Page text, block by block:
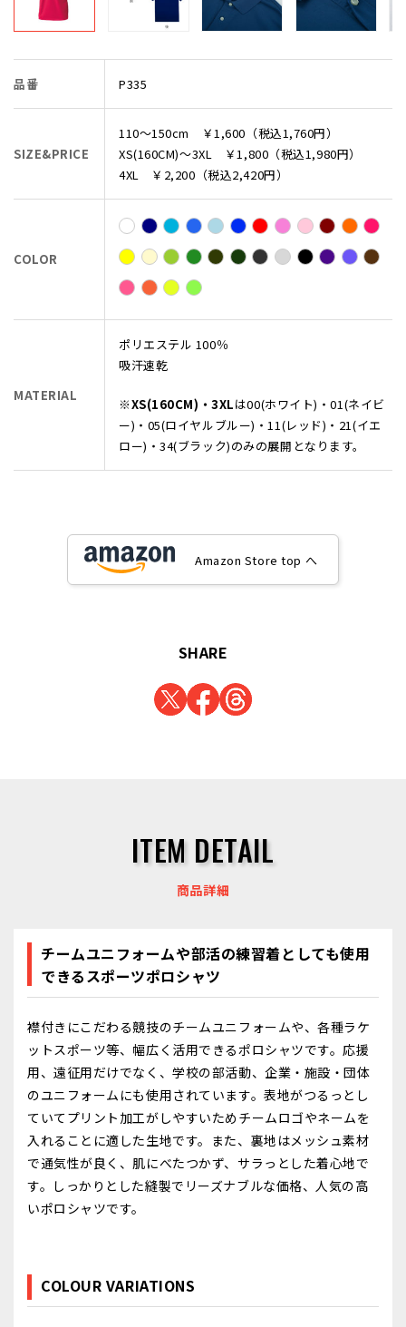
品番 P335
SIZE&PRICE
110～150cm ￥1,600（税込1,760円）
XS(160CM)～3XL ￥1,800（税込1,980円）
4XL ￥2,200（税込2,420円）
COLOR
MATERIAL
ポリエステル 100％
吸汗速乾
※XS(160CM)・3XLは00(ホワイト)・01(ネイビ
ー)・05(ロイヤルブルー)・11(レッド)・21(イエ
ロー)・34(ブラック)のみの展開となります。
Amazon Store top へ
SHARE
ITEM DETAIL
商品詳細
チームユニフォームや部活の練習着としても使用
できるスポーツポロシャツ
襟付きにこだわる競技のチームユニフォームや、各種ラケ
ットスポーツ等、幅広く活用できるポロシャツです。応援
用、遠征用だけでなく、学校の部活動、企業・施設・団体
のユニフォームにも使用されています。表地がつるっとし
ていてプリント加工がしやすいためチームロゴやネームを
入れることに適した生地です。また、裏地はメッシュ素材
で通気性が良く、肌にべたつかず、サラっとした着心地で
す。しっかりとした縫製でリーズナブルな価格、人気の高
いポロシャツです。
COLOUR VARIATIONS